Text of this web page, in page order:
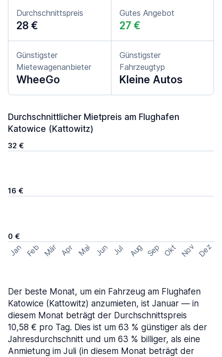
Durchschnittspreis
28 €
Gutes Angebot
27 €
Günstigster
Mietewagenanbieter
WheeGo
Günstigster
Fahrzeugtyp
Kleine Autos
Durchschnittlicher Mietpreis am Flughafen
Katowice (Kattowitz)
32 €
16 €
0 €
Jan Feb Mär Apr Mai Jun Jul Aug Sep Okt Nov Dez
Der beste Monat, um ein Fahrzeug am Flughafen
Katowice (Kattowitz) anzumieten, ist Januar — in
diesem Monat beträgt der Durchschnittspreis
10,58 € pro Tag. Dies ist um 63 % günstiger als der
Jahresdurchschnitt und um 63 % billiger, als eine
Anmietung im Juli (in diesem Monat beträgt der